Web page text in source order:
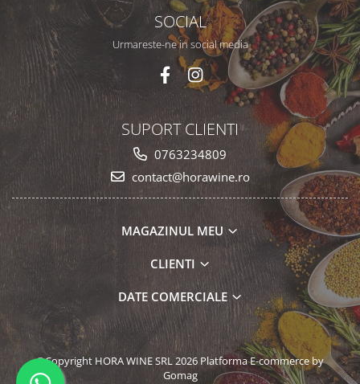
SOCIAL
Urmareste-ne in social media
SUPORT CLIENTI
0763234809
contact@horawine.ro
MAGAZINUL MEU
CLIENTI
DATE COMERCIALE
©Copyright HORA WINE SRL 2026 Platforma E-commerce by
Gomag